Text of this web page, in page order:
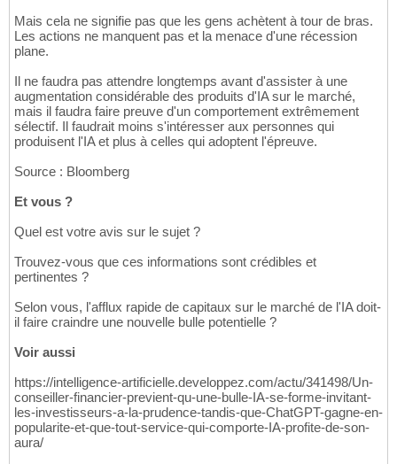
Mais cela ne signifie pas que les gens achètent à tour de bras.
Les actions ne manquent pas et la menace d'une récession
plane.
Il ne faudra pas attendre longtemps avant d'assister à une
augmentation considérable des produits d'IA sur le marché,
mais il faudra faire preuve d'un comportement extrêmement
sélectif. Il faudrait moins s'intéresser aux personnes qui
produisent l'IA et plus à celles qui adoptent l'épreuve.
Source : Bloomberg
Et vous ?
Quel est votre avis sur le sujet ?
Trouvez-vous que ces informations sont crédibles et
pertinentes ?
Selon vous, l'afflux rapide de capitaux sur le marché de l'IA doit-
il faire craindre une nouvelle bulle potentielle ?
Voir aussi
https://intelligence-artificielle.developpez.com/actu/341498/Un-
conseiller-financier-previent-qu-une-bulle-IA-se-forme-invitant-
les-investisseurs-a-la-prudence-tandis-que-ChatGPT-gagne-en-
popularite-et-que-tout-service-qui-comporte-IA-profite-de-son-
aura/